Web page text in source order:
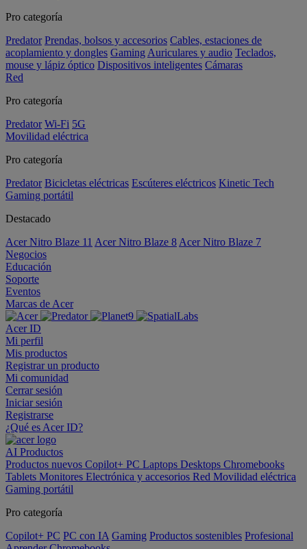
Pro categoría
Predator Prendas, bolsos y accesorios Cables, estaciones de
acoplamiento y dongles Gaming Auriculares y audio Teclados,
mouse y lápiz óptico Dispositivos inteligentes Cámaras
Red
Pro categoría
Predator Wi-Fi 5G
Movilidad eléctrica
Pro categoría
Predator Bicicletas eléctricas Escúteres eléctricos Kinetic Tech
Gaming portátil
Destacado
Acer Nitro Blaze 11 Acer Nitro Blaze 8 Acer Nitro Blaze 7
Negocios
Educación
Soporte
Eventos
Marcas de Acer
Acer ID
Mi perfil
Mis productos
Registrar un producto
Mi comunidad
Cerrar sesión
Iniciar sesión
Registrarse
¿Qué es Acer ID?
AI Productos
Productos nuevos Copilot+ PC Laptops Desktops Chromebooks
Tablets Monitores Electrónica y accesorios Red Movilidad eléctrica
Gaming portátil
Pro categoría
Copilot+ PC PC con IA Gaming Productos sostenibles Profesional